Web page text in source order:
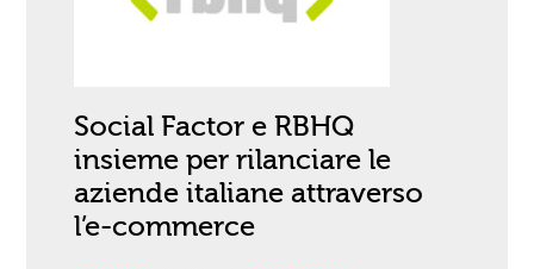
Social Factor e RBHQ
insieme per rilanciare le
aziende italiane attraverso
l’e-commerce